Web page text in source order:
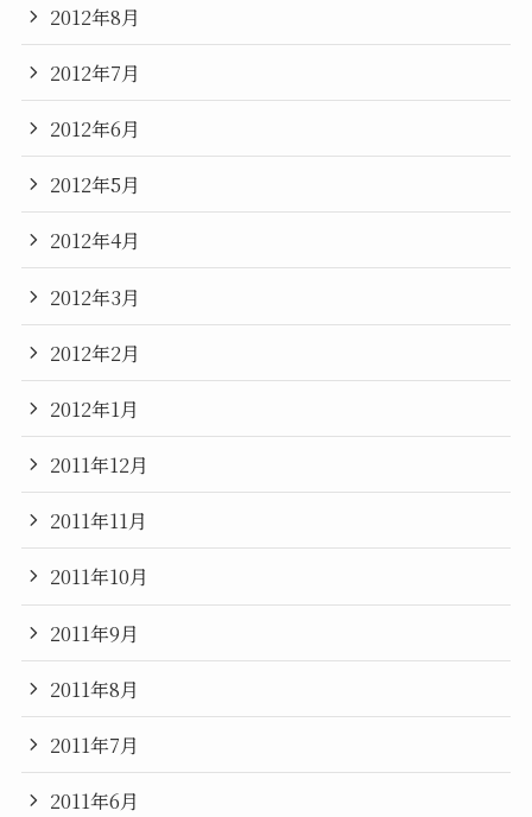
2012年8月
2012年7月
2012年6月
2012年5月
2012年4月
2012年3月
2012年2月
2012年1月
2011年12月
2011年11月
2011年10月
2011年9月
2011年8月
2011年7月
2011年6月